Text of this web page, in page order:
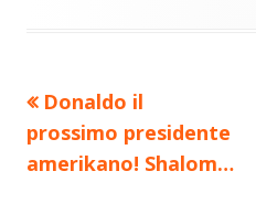
Navigazione
articoli
Precedente
articolo:
Donaldo il
prossimo presidente
amerikano! Shalom…